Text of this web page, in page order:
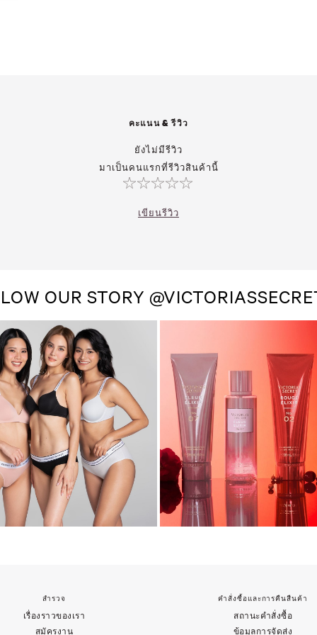
คะแนน & รีวิว
ยังไม่มีรีวิว
มาเป็นคนแรกที่รีวิวสินค้านี้
เขียนรีวิว
OUR STORY
สำรวจ
เรื่องราวของเรา
สมัครงาน
คำสั่งซื้อและการคืนสืนค้า
สถานะคำสั่งซื้อ
ข้อมูลการจัดส่ง